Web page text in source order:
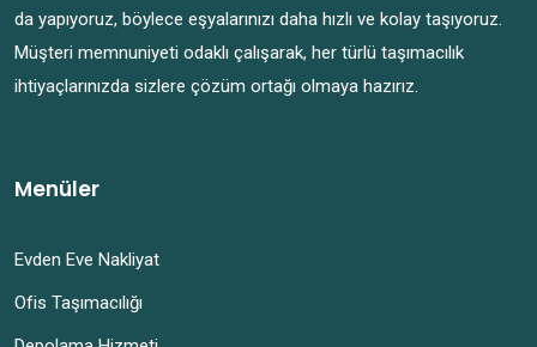
da yapıyoruz, böylece eşyalarınızı daha hızlı ve kolay taşıyoruz.
Müşteri memnuniyeti odaklı çalışarak, her türlü taşımacılık
ihtiyaçlarınızda sizlere çözüm ortağı olmaya hazırız.
Menüler
Evden Eve Nakliyat
Ofis Taşımacılığı